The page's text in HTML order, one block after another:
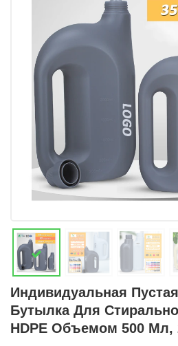
Индивидуальная
Бутылка Для
HDPE Объемом 500 Мл,